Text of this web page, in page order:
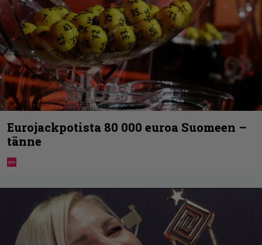
Eurojackpotista 80 000 euroa Suomeen –
tänne